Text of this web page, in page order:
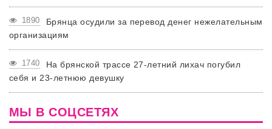
1890
Брянца осудили за перевод денег нежелательным
организациям
1740
На брянской трассе 27-летний лихач погубил
себя и 23-летнюю девушку
МЫ В СОЦСЕТЯХ